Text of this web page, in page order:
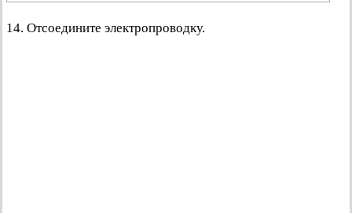
14. Отсоедините электропроводку.